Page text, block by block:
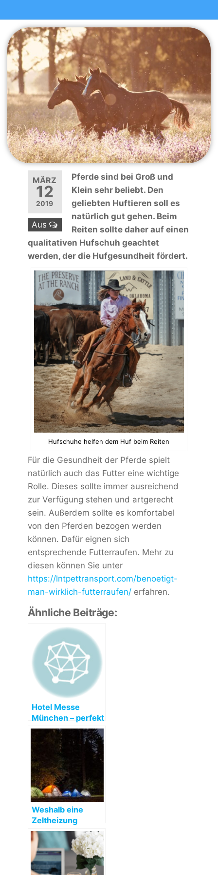
MÄRZ
12
2019
Aus
Pferde sind bei Groß und
Klein sehr beliebt. Den
geliebten Huftieren soll es
natürlich gut gehen. Beim
Reiten sollte daher auf einen
qualitativen Hufschuh geachtet
werden, der die Hufgesundheit fördert.
Hufschuhe helfen dem Huf beim Reiten
Für die Gesundheit der Pferde spielt
natürlich auch das Futter eine wichtige
Rolle. Dieses sollte immer ausreichend
zur Verfügung stehen und artgerecht
sein. Außerdem sollte es komfortabel
von den Pferden bezogen werden
können. Dafür eignen sich
entsprechende Futterraufen. Mehr zu
diesen können Sie unter
https://lntpettransport.com/benoetigt-
man-wirklich-futterraufen/erfahren.
Ähnliche Beiträge:
Hotel Messe
München – perfekt
für Kongresse und
Ausstellungen
Weshalb eine
Zeltheizung
mieten?